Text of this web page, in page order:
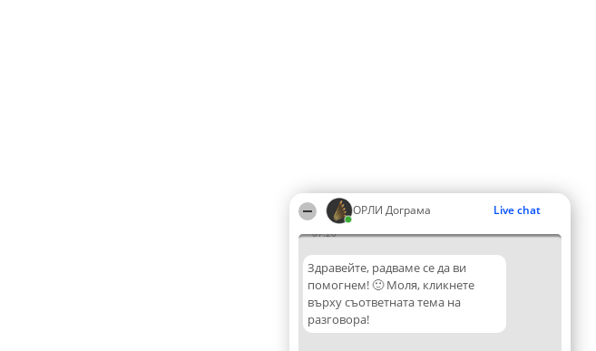
ОРЛИ Дограма Live chat
07:20
Здравейте, радваме се да ви
помогнем! 🙂 Моля, кликнете
върху съответната тема на
разговора!